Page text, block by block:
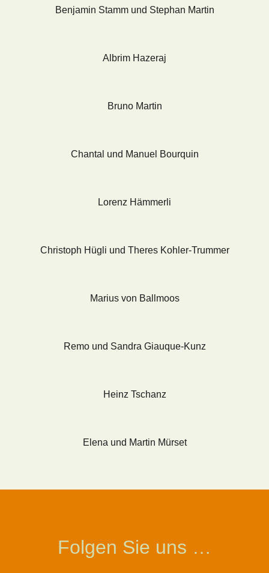
Benjamin Stamm und Stephan Martin
Albrim Hazeraj
Bruno Martin
Chantal und Manuel Bourquin
Lorenz Hämmerli
Christoph Hügli und Theres Kohler-Trummer
Marius von Ballmoos
Remo und Sandra Giauque-Kunz
Heinz Tschanz
Elena und Martin Mürset
Folgen Sie uns …